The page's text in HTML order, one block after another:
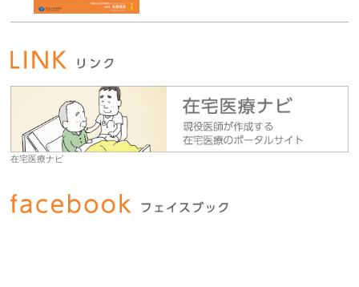
在宅医療ナビ